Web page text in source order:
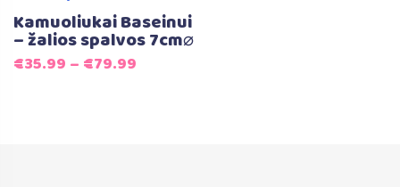
Kamuoliukai Baseinui
– žalios spalvos 7cm⌀
€35.99 – €79.99